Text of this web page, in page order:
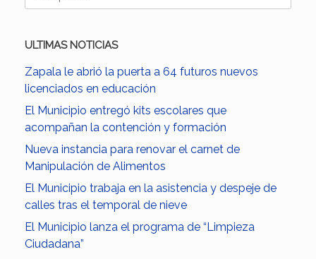
ULTIMAS NOTICIAS
Zapala le abrió la puerta a 64 futuros nuevos
licenciados en educación
El Municipio entregó kits escolares que
acompañan la contención y formación
Nueva instancia para renovar el carnet de
Manipulación de Alimentos
El Municipio trabaja en la asistencia y despeje de
calles tras el temporal de nieve
El Municipio lanza el programa de “Limpieza
Ciudadana”